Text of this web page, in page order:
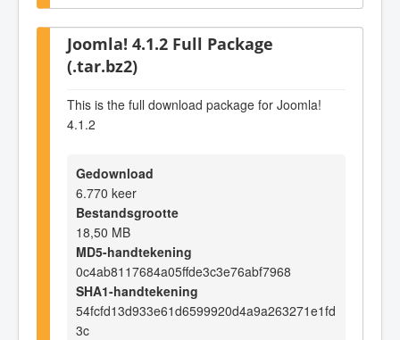
Joomla! 4.1.2 Full Package
(.tar.bz2)
This is the full download package for Joomla!
4.1.2
Gedownload
6.770 keer
Bestandsgrootte
18,50 MB
MD5-handtekening
0c4ab8117684a05ffde3c3e76abf7968
SHA1-handtekening
54fcfd13d933e61d6599920d4a9a263271e1fd
3c